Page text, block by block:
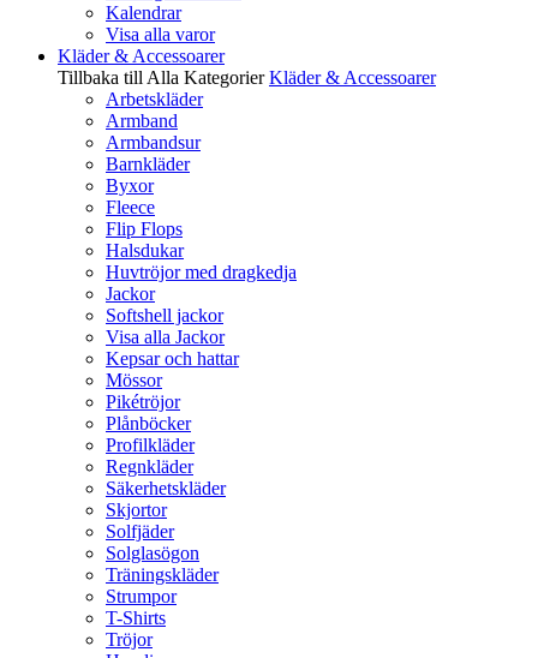
Kalendrar
Visa alla varor
Kläder & Accessoarer
Tillbaka till Alla Kategorier Kläder & Accessoarer
Arbetskläder
Armband
Armbandsur
Barnkläder
Byxor
Fleece
Flip Flops
Halsdukar
Huvtröjor med dragkedja
Jackor
Softshell jackor
Visa alla Jackor
Kepsar och hattar
Mössor
Pikétröjor
Plånböcker
Profilkläder
Regnkläder
Säkerhetskläder
Skjortor
Solfjäder
Solglasögon
Träningskläder
Strumpor
T-Shirts
Tröjor